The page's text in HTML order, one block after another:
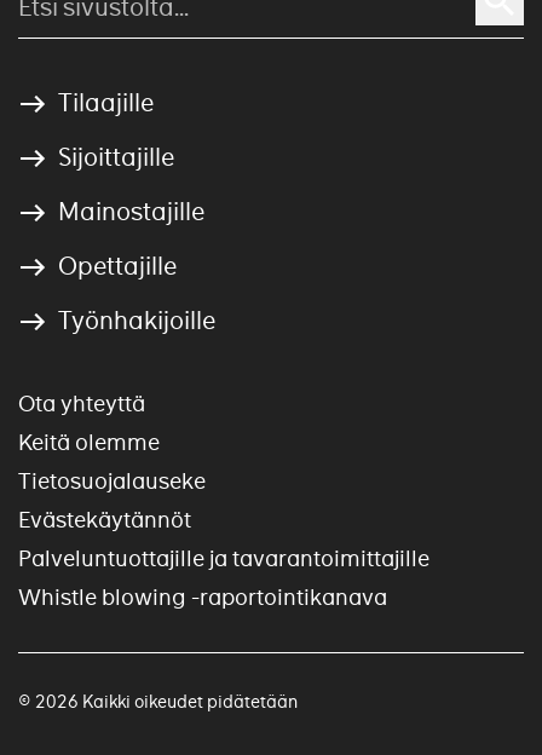
Tilaajille
Sijoittajille
Mainostajille
Opettajille
Työnhakijoille
Ota yhteyttä
Keitä olemme
Tietosuojalauseke
Evästekäytännöt
Palveluntuottajille ja tavarantoimittajille
Whistle blowing -raportointikanava
© 2026 Kaikki oikeudet pidätetään